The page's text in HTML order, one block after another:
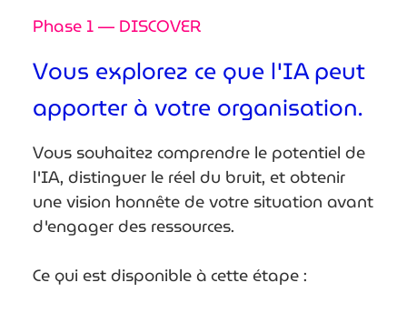
Phase 1 — DISCOVER
Vous explorez ce que l'IA peut
apporter à votre organisation.
Vous souhaitez comprendre le potentiel de
l'IA, distinguer le réel du bruit, et obtenir
une vision honnête de votre situation avant
d'engager des ressources.
Ce qui est disponible à cette étape :